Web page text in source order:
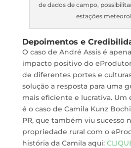
de dados de campo,
estações
Depoimentos e
O caso de André Assis é
impacto positivo do
de diferentes portes e
solução a resposta para uma
mais eficiente e lucrativa. Um
é o caso de Camila Kunz
PR, que também viu sucesso
propriedade rural com o
história da Camila aqui: